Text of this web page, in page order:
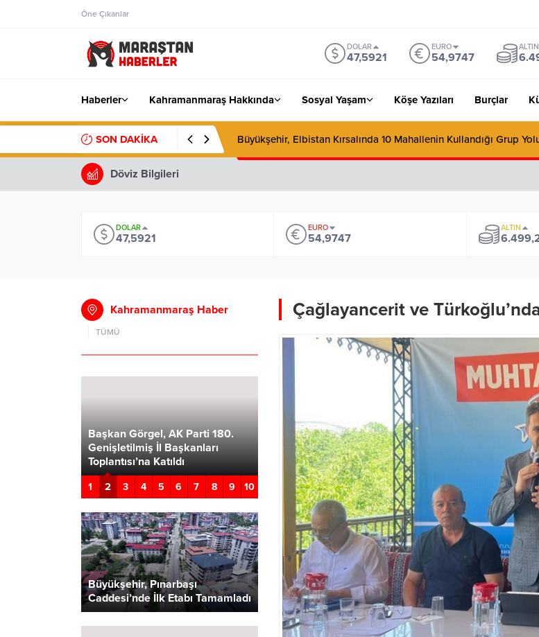
Öne Çıkanlar
DOLAR
47,5921
EURO
54,9747
ALTIN
Haberler Kahramanmaraş Hakkında Sosyal Yaşam Köşe Yazıları Burçlar
SON DAKİKA Büyükşehir, Elbistan Kırsalında 10 Mahallenin Kullandığı Grup
Döviz Bilgileri
DOLAR
47,5921
EURO
54,9747
ALTIN
Çağlayancerit ve
Kahramanmaraş Haber
TÜMÜ
Başkan Görgel, AK Parti 180.
Genişletilmiş İl Başkanları
Toplantısı’na Katıldı
Türkoğlu’nda Geleceğe Yön
Verecek Projeler Bir Bir Hayata
Geçiyor
Başkan
Gelişim Planı için
1 2 3 4 5 6 7 8 9 10
Büyükşehir, Pınarbaşı
Caddesi’nde İlk Etabı Tamamladı